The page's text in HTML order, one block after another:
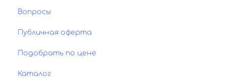
Вопросы
Публичная оферта
Подобрать по цене
Каталог